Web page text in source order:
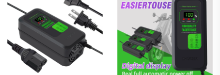
အထွက်ပါဝါပါသော ဘက်ထရီ
အားသွင်းကိရိယာများ
ပေါ်(ဒ်)များဖြင့်